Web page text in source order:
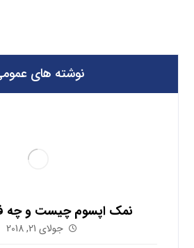
نوشته های
نمک اپسوم چیست و چه
جولای 21, 2018